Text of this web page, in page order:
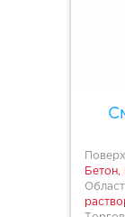
Бетон,